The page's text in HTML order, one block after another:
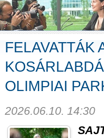
FELAVATTÁK
OLIMPIAI
2026.06.10. 14:30